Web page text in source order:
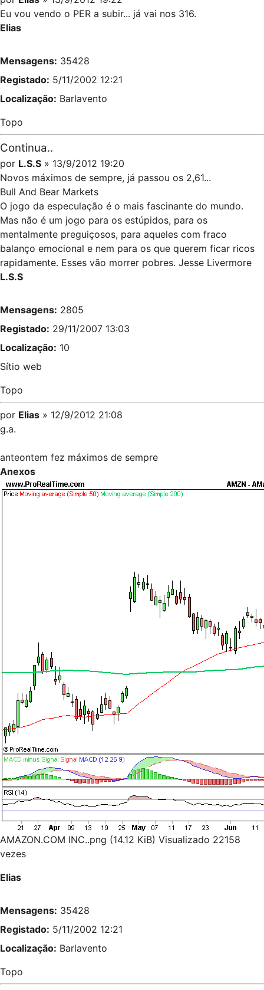
Eu vou vendo o PER a subir... já vai nos 316.
Elias
Mensagens: 35428
Registado: 5/11/2002 12:21
Localização: Barlavento
Topo
Continua..
por L.S.S » 13/9/2012 19:20
Novos máximos de sempre, já passou os 2,61...
Bull And Bear Markets
O jogo da especulação é o mais fascinante do mundo.
Mas não é um jogo para os estúpidos, para os
mentalmente preguiçosos, para aqueles com fraco
balanço emocional e nem para os que querem ficar ricos
rapidamente. Esses vão morrer pobres. Jesse Livermore
L.S.S
Mensagens: 2805
Registado: 29/11/2007 13:03
Localização: 10
Sítio web
Topo
por Elias » 12/9/2012 21:08
g.a.
anteontem fez máximos de sempre
Anexos
AMAZON.COM INC..png (14.12 KiB) Visualizado 22158
vezes
Elias
Mensagens: 35428
Registado: 5/11/2002 12:21
Localização: Barlavento
Topo